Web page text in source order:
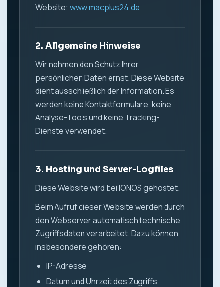
Website: www.macplus24.de
2. Allgemeine Hinweise
Wir nehmen den Schutz Ihrer
persönlichen Daten ernst. Diese Website
dient ausschließlich der Information. Es
werden keine Kontaktformulare, keine
Analyse-Tools und keine Tracking-
Dienste verwendet.
3. Hosting und Server-Logfiles
Diese Website wird bei IONOS gehostet.
Beim Aufruf dieser Website werden durch
den Webserver automatisch technische
Zugriffsdaten verarbeitet. Dazu können
insbesondere gehören:
IP-Adresse
Datum und Uhrzeit des Zugriffs